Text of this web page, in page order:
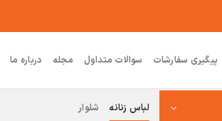
پیگیری سفارشات سوالات متداول مجله درباره ما
لباس زنانه شلوار